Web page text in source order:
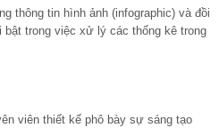
thông tin hình ảnh (infographic) và đồi
trong việc xử lý các thống kê trong
viên thiết kế phô bày sự sáng tạo